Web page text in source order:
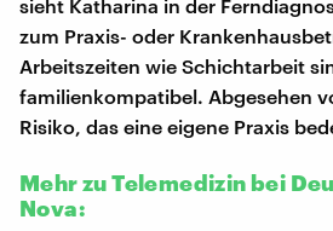
sieht Katharina in der
zum Praxis- oder
Arbeitszeiten wie Schichtarbeit
familienkompatibel. Abgesehen
Risiko, das eine eigene Praxis
Mehr zu Telemedizin bei
Nova: